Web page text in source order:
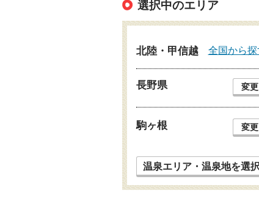
選択中のエリア
北陸・甲信越 全国から探
長野県 変更
駒ヶ根 変更
温泉エリア・温泉地を選択